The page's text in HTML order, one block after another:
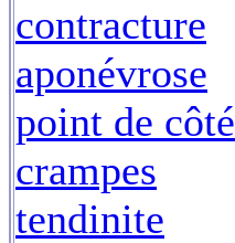
contracture
aponévrose
point de côté
crampes
tendinite